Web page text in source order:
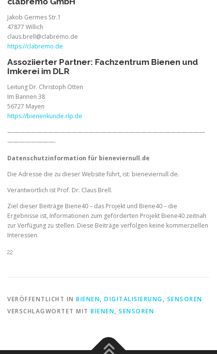
Jakob Germes Str.1
47877 Willich
claus.brell@clabremo.de
https://clabremo.de
Assoziierter Partner: Fachzentrum Bienen und
Imkerei im DLR
Leitung Dr. Christoph Otten
Im Bannen 38
56727 Mayen
https://bienenkunde.rlp.de
——————————————————————————————————
————————-
Datenschutzinformation für bieneviernull.de
Die Adresse die zu dieser Website führt, ist: bieneviernull.de.
Verantwortlich ist Prof. Dr. Claus Brell.
Ziel dieser Beiträge Biene40 – das Projekt und Biene40 – die
Ergebnisse ist, Informationen zum geförderten Projekt Biene40 zeitnah
zur Verfügung zu stellen. Diese Beiträge verfolgen keine kommerziellen
Interessen.
VERÖFFENTLICHT IN BIENEN, DIGITALISIERUNG, SENSOREN
VERSCHLAGWORTET MIT BIENEN, SENSOREN